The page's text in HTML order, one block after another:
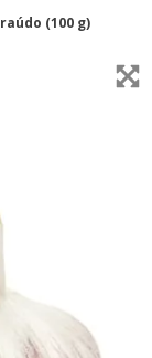
(100 g)